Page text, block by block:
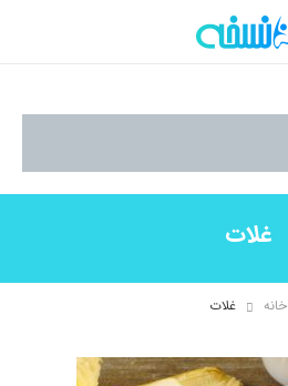
غلات
خانه غلات